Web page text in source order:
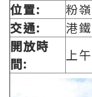
位置:
粉
交通:
港
開放時
間:
上